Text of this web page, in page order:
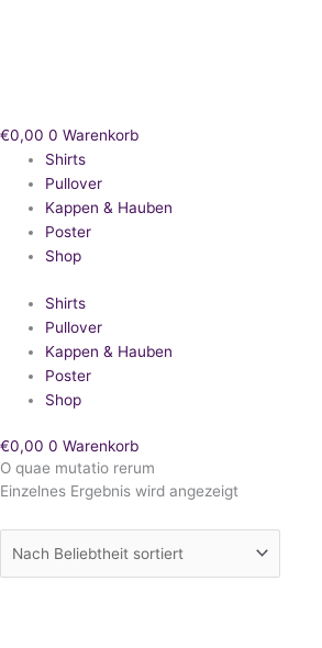
€0,00 0 Warenkorb
Shirts
Pullover
Kappen & Hauben
Poster
Shop
Shirts
Pullover
Kappen & Hauben
Poster
Shop
€0,00 0 Warenkorb
O quae mutatio rerum
Einzelnes Ergebnis wird angezeigt